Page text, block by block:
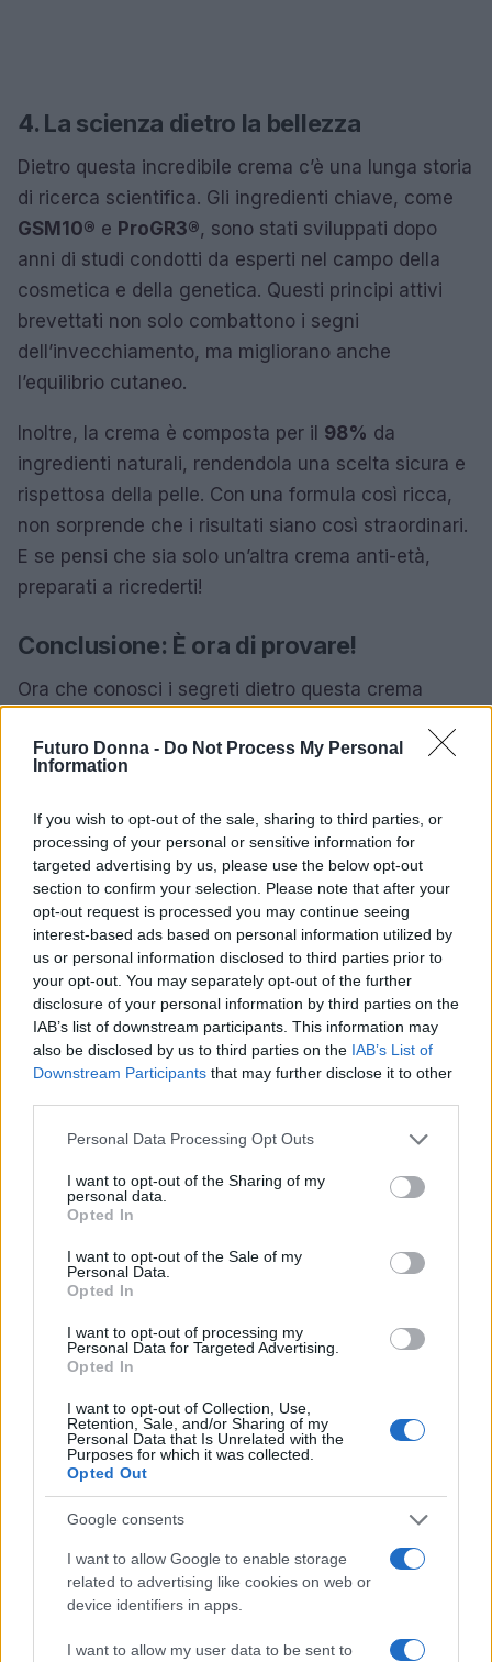
Futuro Donna - Do Not Process My Personal
Information
If you wish to opt-out of the sale, sharing to third parties, or
processing of your personal or sensitive information for
targeted advertising by us, please use the below opt-out
section to confirm your selection. Please note that after your
opt-out request is processed you may continue seeing
interest-based ads based on personal information utilized by
us or personal information disclosed to third parties prior to
your opt-out. You may separately opt-out of the further
disclosure of your personal information by third parties on the
IAB’s list of downstream participants. This information may
also be disclosed by us to third parties on the IAB’s List of
Downstream Participants that may further disclose it to other
Please note that this website/app uses one or more Google
not limited to your visit or usage behaviour. You may click to
grant or deny consent to Google and its third-party tags to
use your data for below specified purposes in below Google
consent section.
Personal Data Processing Opt Outs
I want to opt-out of the Sharing of my
personal data.
Opted In
I want to opt-out of the Sale of my
Personal Data.
Opted In
I want to opt-out of processing my
Personal Data for Targeted Advertising.
Opted In
I want to opt-out of Collection, Use,
Retention, Sale, and/or Sharing of my
Personal Data that Is Unrelated with the
Purposes for which it was collected.
Opted Out
Google consents
I want to allow Google to enable storage
related to advertising like cookies on web or
device identifiers in apps.
I want to allow my user data to be sent to
4. La scienza dietro la bellezza
Dietro questa incredibile crema c’è una lunga storia
di ricerca scientifica. Gli ingredienti chiave, come
GSM10® e ProGR3®, sono stati sviluppati dopo
anni di studi condotti da esperti nel campo della
cosmetica e della genetica. Questi principi attivi
brevettati non solo combattono i segni
dell’invecchiamento, ma migliorano anche
l’equilibrio cutaneo.
Inoltre, la crema è composta per il 98% da
ingredienti naturali, rendendola una scelta sicura e
rispettosa della pelle. Con una formula così ricca,
non sorprende che i risultati siano così straordinari.
E se pensi che sia solo un’altra crema anti-età,
preparati a ricrederti!
Conclusione: È ora di provare!
Ora che conosci i segreti dietro questa crema
sfuggire l’opportunità di regalare alla tua pelle il
e unisciti alla conversazione: la tua pelle ti
ringrazierà! E chi lo sa, magari diventerai anche tu
una delle tante persone che non possono fare a
meno di questo prodotto magico!
AUTORE
Staff
Continua a leggere
TEEN NEWS